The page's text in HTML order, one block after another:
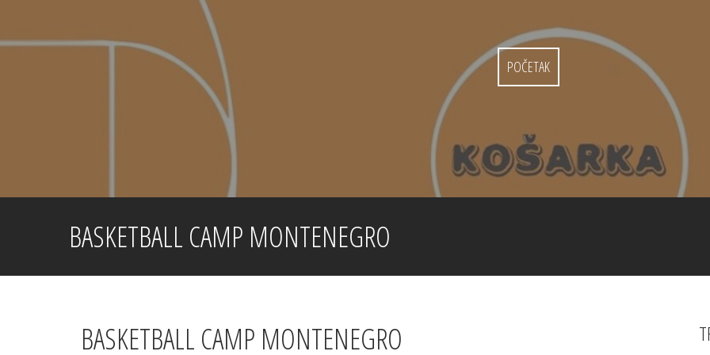
content
POČETAK
BASKETBALL CAMP MONTENEGRO
BASKETBALL CAMP MONTENEGRO